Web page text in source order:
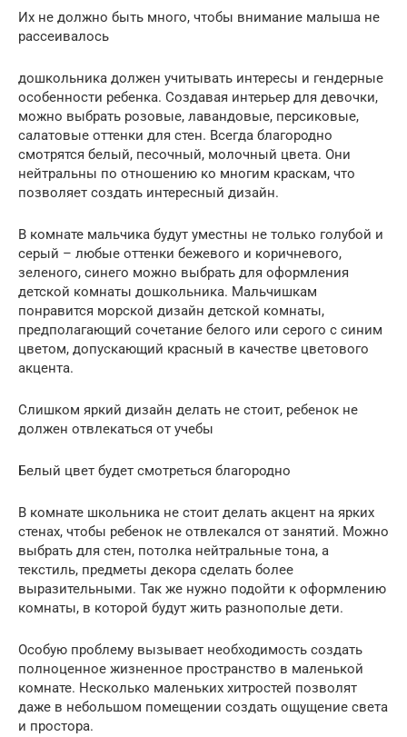
Их не должно быть много, чтобы внимание малыша не
рассеивалось
дошкольника должен учитывать интересы и гендерные
особенности ребенка. Создавая интерьер для девочки,
можно выбрать розовые, лавандовые, персиковые,
салатовые оттенки для стен. Всегда благородно
смотрятся белый, песочный, молочный цвета. Они
нейтральны по отношению ко многим краскам, что
позволяет создать интересный дизайн.
В комнате мальчика будут уместны не только голубой и
серый – любые оттенки бежевого и коричневого,
зеленого, синего можно выбрать для оформления
детской комнаты дошкольника. Мальчишкам
понравится морской дизайн детской комнаты,
предполагающий сочетание белого или серого с синим
цветом, допускающий красный в качестве цветового
акцента.
Слишком яркий дизайн делать не стоит, ребенок не
должен отвлекаться от учебы
Белый цвет будет смотреться благородно
В комнате школьника не стоит делать акцент на ярких
стенах, чтобы ребенок не отвлекался от занятий. Можно
выбрать для стен, потолка нейтральные тона, а
текстиль, предметы декора сделать более
выразительными. Так же нужно подойти к оформлению
комнаты, в которой будут жить разнополые дети.
Особую проблему вызывает необходимость создать
полноценное жизненное пространство в маленькой
комнате. Несколько маленьких хитростей позволят
даже в небольшом помещении создать ощущение света
и простора.